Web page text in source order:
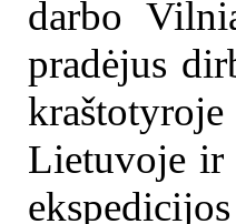
darbo
pradėjus
Lietuvoje ir